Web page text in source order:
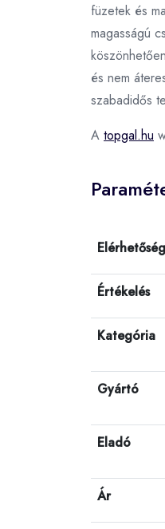
füzetek és
magasságú
és nem
szabadidős
A topgal.hu
Elérhetőség
Értékelés
Kategória
Gyártó
Eladó
Ár